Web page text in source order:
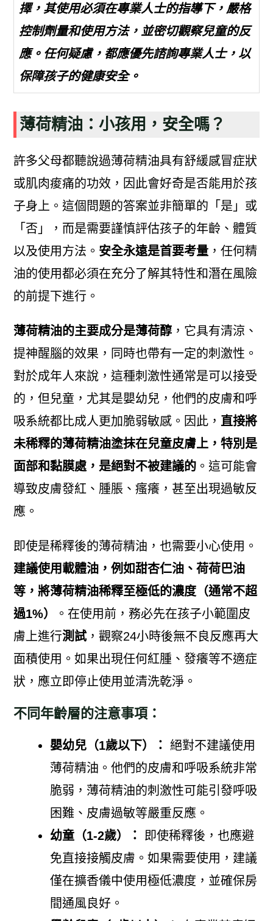
擇，其使用必須在專業人士的指導下，嚴格
控制劑量和使用方法，並密切觀察兒童的反
應。任何疑慮，都應優先諮詢專業人士，以
保障孩子的健康安全。
薄荷精油：小孩用，安全嗎？
許多父母都聽說過薄荷精油具有舒緩感冒症狀
或肌肉痠痛的功效，因此會好奇是否能用於孩
子身上。這個問題的答案並非簡單的「是」或
「否」，而是需要謹慎評估孩子的年齡、體質
以及使用方法。 安全永遠是首要考量，任何精
油的使用都必須在充分了解其特性和潛在風險
的前提下進行。
薄荷精油的主要成分是薄荷醇，它具有清涼、
提神醒腦的效果，同時也帶有一定的刺激性。
對於成年人來說，這種刺激性通常是可以接受
的，但兒童，尤其是嬰幼兒，他們的皮膚和呼
吸系統都比成人更加脆弱敏感。因此， 直接將
未稀釋的薄荷精油塗抹在兒童皮膚上，特別是
面部和黏膜處，是絕對不被建議的。這可能會
導致皮膚發紅、腫脹、瘙癢，甚至出現過敏反
應。
即使是稀釋後的薄荷精油，也需要小心使用。
建議使用載體油，例如甜杏仁油、荷荷巴油
等，將薄荷精油稀釋至極低的濃度（通常不超
過1%）
。在使用前，務必先在孩子小範圍皮
膚上進行測試，觀察24小時後無不良反應再大
面積使用。如果出現任何紅腫、發癢等不適症
狀，應立即停止使用並清洗乾淨。
不同年齡層的注意事項：
嬰幼兒（1歲以下）： 絕對不建議使用
薄荷精油。他們的皮膚和呼吸系統非常
脆弱，薄荷精油的刺激性可能引發呼吸
困難、皮膚過敏等嚴重反應。
幼童（1-2歲）：
即使稀釋後，也應避
免直接接觸皮膚。如果需要使用，建議
僅在擴香儀中使用極低濃度，並確保房
間通風良好。